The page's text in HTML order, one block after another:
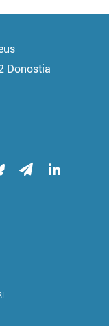
Donostia